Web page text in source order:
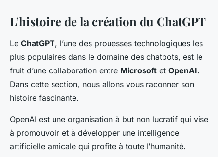
L’histoire de la création du ChatGPT
Le ChatGPT, l’une des prouesses technologiques les
plus populaires dans le domaine des chatbots, est le
fruit d’une collaboration entre Microsoft et OpenAI.
Dans cette section, nous allons vous raconner son
histoire fascinante.
OpenAI est une organisation à but non lucratif qui vise
à promouvoir et à développer une intelligence
artificielle amicale qui profite à toute l’humanité.